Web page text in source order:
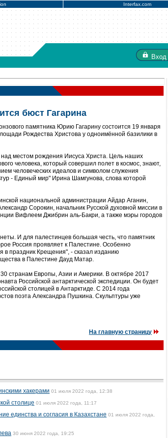
Interfax.com
Вход
бюст Гагарина
памятника Юрию Гагарину состоится 19 января
Рождества Христова у одноимённой базилики в
местом рождения Иисуса Христа. Цель наших
человека, который совершил полет в космос, знают,
человеческих идеалов и символом служения
- Единый мир" Ирина Шамгунова, слова которой
национальной администрации Айдар Аганин,
Сорокин, начальник Русской духовной миссии в
Вифлеем Джибрин аль-Бакри, а также мэры городов
И для палестинцев большая честь, что памятник
Россия проявляет к Палестине. Особенно
в праздник Крещения", - сказал изданию
в Палестине Дауд Матар.
странам Европы, Азии и Америки. В октябре 2017
Российской антарктической экспедиции. Он будет
столицей в Антарктиде. С 2014 года
поэта Александра Пушкина. Скульптуры уже
На главную страницу
хакерами 01 июля 2022 года, 12:38
столице 01 июля 2022 года, 11:17
единства и согласия в Казахстане 01 июля 2022 года,
30 июня 2022 года, 19:25